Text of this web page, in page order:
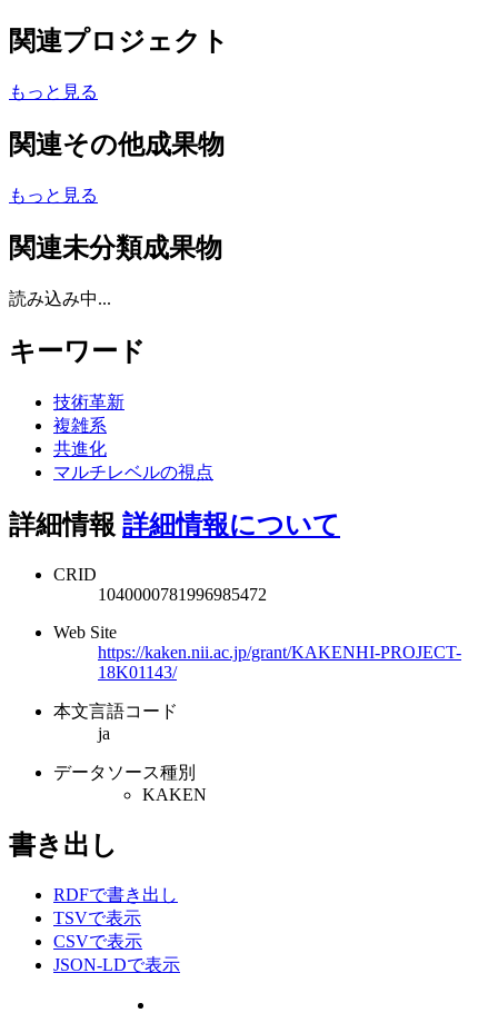
関連プロジェクト
もっと見る
関連その他成果物
もっと見る
関連未分類成果物
読み込み中...
キーワード
技術革新
複雑系
共進化
マルチレベルの視点
詳細情報 詳細情報について
CRID
1040000781996985472
Web Site
https://kaken.nii.ac.jp/grant/KAKENHI-PROJECT-
18K01143/
本文言語コード
ja
データソース種別
KAKEN
書き出し
RDFで書き出し
TSVで表示
CSVで表示
JSON-LDで表示